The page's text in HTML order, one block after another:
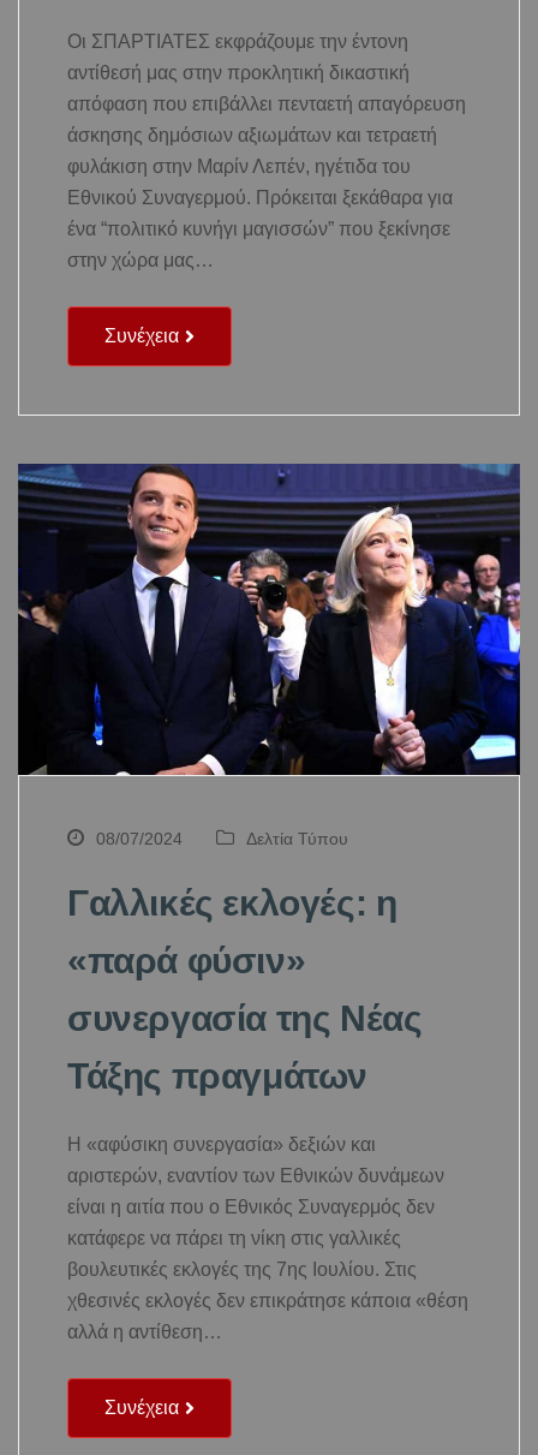
Οι ΣΠΑΡΤΙΑΤΕΣ εκφράζουμε την έντονη
αντίθεσή μας στην προκλητική δικαστική
απόφαση που επιβάλλει πενταετή απαγόρευση
άσκησης δημόσιων αξιωμάτων και τετραετή
φυλάκιση στην Μαρίν Λεπέν, ηγέτιδα του
Εθνικού Συναγερμού. Πρόκειται ξεκάθαρα για
ένα “πολιτικό κυνήγι μαγισσών” που ξεκίνησε
στην χώρα μας…
Συνέχεια
08/07/2024 Δελτία Τύπου
Γαλλικές εκλογές: η
«παρά φύσιν»
συνεργασία της Νέας
Τάξης πραγμάτων
Η «αφύσικη συνεργασία» δεξιών και
αριστερών, εναντίον των Εθνικών δυνάμεων
είναι η αιτία που ο Εθνικός Συναγερμός δεν
κατάφερε να πάρει τη νίκη στις γαλλικές
βουλευτικές εκλογές της 7ης Ιουλίου. Στις
χθεσινές εκλογές δεν επικράτησε κάποια «θέση
αλλά η αντίθεση…
Συνέχεια